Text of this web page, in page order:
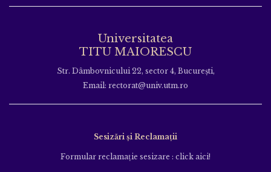
Universitatea
TITU MAIORESCU
Str. Dâmbovnicului 22, sector 4, București,
Email: rectorat@univ.utm.ro
Sesizări și Reclamații
Formular reclamație sesizare : click aici!